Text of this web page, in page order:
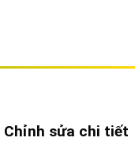
Chỉnh sửa chi tiết